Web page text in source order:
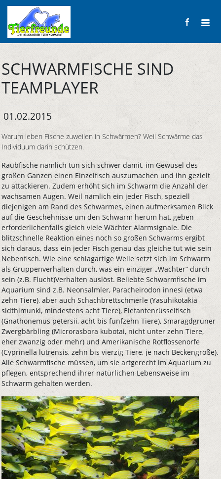
SCHWARMFISCHE SIND
TEAMPLAYER
01.02.2015
Warum leben Fische zuweilen in Schwärmen? Weil Schwärme das
Individuum darin schützen.
Raubfische nämlich tun sich schwer damit, im Gewusel des
großen Ganzen einen Einzelfisch auszumachen und ihn gezielt
zu attackieren. Zudem erhöht sich im Schwarm die Anzahl der
wachsamen Augen. Weil nämlich ein jeder Fisch, speziell
diejenigen am Rand des Schwarmes, einen aufmerksamen Blick
auf die Geschehnisse um den Schwarm herum hat, geben
erforderlichenfalls gleich viele Wächter Alarmsignale. Die
blitzschnelle Reaktion eines noch so großen Schwarms ergibt
sich daraus, dass ein jeder Fisch genau das gleiche tut wie sein
Nebenfisch. Wie eine schlagartige Welle setzt sich im Schwarm
als Gruppenverhalten durch, was ein einziger „Wächter“ durch
sein (z.B. Flucht)Verhalten auslöst. Beliebte Schwarmfische im
Aquarium sind z.B. Neonsalmler, Paracheirodon innesi (etwa
zehn Tiere), aber auch Schachbrettschmerle (Yasuhikotakia
sidthimunki, mindestens acht Tiere), Elefantenrüsselfisch
(Gnathonemus petersii, acht bis fünfzehn Tiere), Smaragdgrüner
Zwergbärbling (Microrasbora kubotai, nicht unter zehn Tiere,
eher zwanzig oder mehr) und Amerikanische Rotflossenorfe
(Cyprinella lutrensis, zehn bis vierzig Tiere, je nach Beckengröße).
Alle Schwarmfische müssen, um sie artgerecht im Aquarium zu
pflegen, entsprechend ihrer natürlichen Lebensweise im
Schwarm gehalten werden.